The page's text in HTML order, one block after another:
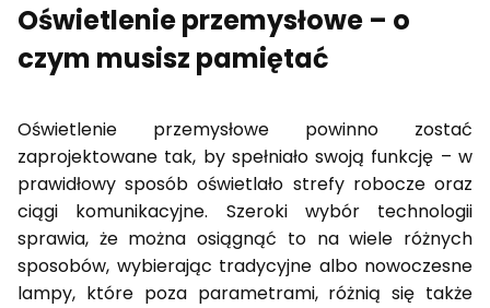
Oświetlenie przemysłowe – o
czym musisz pamiętać
Oświetlenie przemysłowe powinno zostać
zaprojektowane tak, by spełniało swoją funkcję – w
prawidłowy sposób oświetlało strefy robocze oraz
ciągi komunikacyjne. Szeroki wybór technologii
sprawia, że można osiągnąć to na wiele różnych
sposobów, wybierając tradycyjne albo nowoczesne
lampy, które poza parametrami, różnią się także